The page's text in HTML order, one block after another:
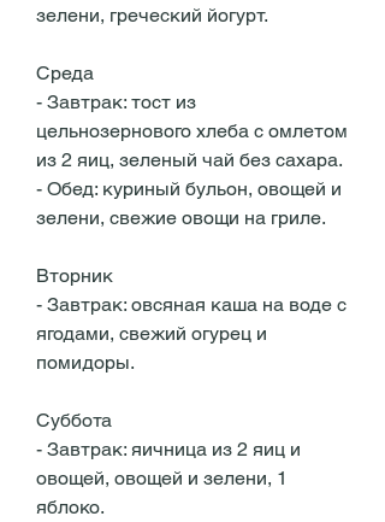
зелени, греческий йогурт.
Среда
- Завтрак: тост из
цельнозернового хлеба с омлетом
из 2 яиц, зеленый чай без сахара.
- Обед: куриный бульон, овощей и
зелени, свежие овощи на гриле.
Вторник
- Завтрак: овсяная каша на воде с
ягодами, свежий огурец и
помидоры.
Суббота
- Завтрак: яичница из 2 яиц и
овощей, овощей и зелени, 1
яблоко.